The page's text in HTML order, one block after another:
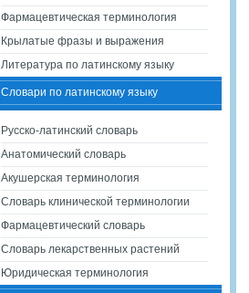
Фармацевтическая терминология
Крылатые фразы и выражения
Литература по латинскому языку
Словари по латинскому языку
Русско-латинский словарь
Анатомический словарь
Акушерская терминология
Словарь клинической терминологии
Фармацевтический словарь
Словарь лекарственных растений
Юридическая терминология